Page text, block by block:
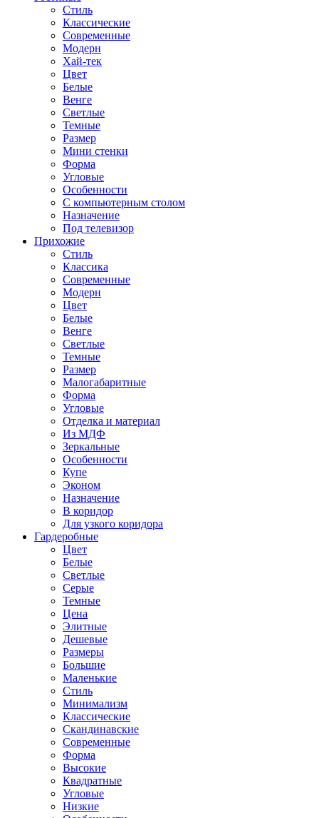
Стиль
Классические
Современные
Модерн
Хай-тек
Цвет
Белые
Венге
Светлые
Темные
Размер
Мини стенки
Форма
Угловые
Особенности
С компьютерным столом
Назначение
Под телевизор
Прихожие
Стиль
Классика
Современные
Модерн
Цвет
Белые
Венге
Светлые
Темные
Размер
Малогабаритные
Форма
Угловые
Отделка и материал
Из МДФ
Зеркальные
Особенности
Купе
Эконом
Назначение
В коридор
Для узкого коридора
Гардеробные
Цвет
Белые
Светлые
Серые
Темные
Цена
Элитные
Дешевые
Размеры
Большие
Маленькие
Стиль
Минимализм
Классические
Скандинавские
Современные
Форма
Высокие
Квадратные
Угловые
Низкие